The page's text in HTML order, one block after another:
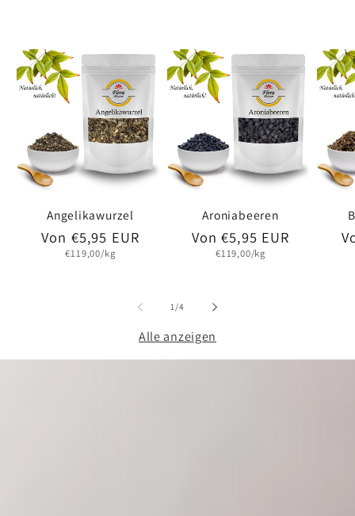
Angelikawurzel
Normaler
Preis
Von €5,95 EUR
Grundpreis
€119,00/kg
Aroniabeeren
Normaler
Preis
Von €5,95 EUR
Grundpreis
€119,00/kg
1/von
4
Alle anzeigen